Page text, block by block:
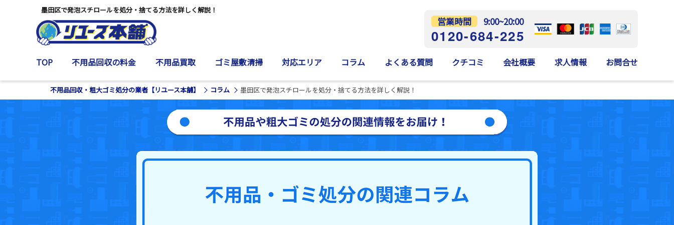
営業時間 9:00~20:00
0120-684-225
TOP 不用品回収の料金 不用品買取 ゴミ屋敷清掃 対応エリア コラム よくある質問 クチコミ 会社概要 求人情報 お問合せ
墨田区で発泡スチロールを処分・捨てる方法を詳しく解説！
不用品回収・粗大ゴミ処分の業者【リユース本舗】 コラム 墨田区で発泡スチロールを処分・捨てる方法を詳しく解説！